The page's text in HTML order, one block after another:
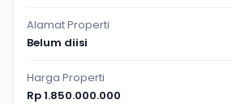
Alamat Properti
Belum diisi
Harga Properti
Rp 1.850.000.000